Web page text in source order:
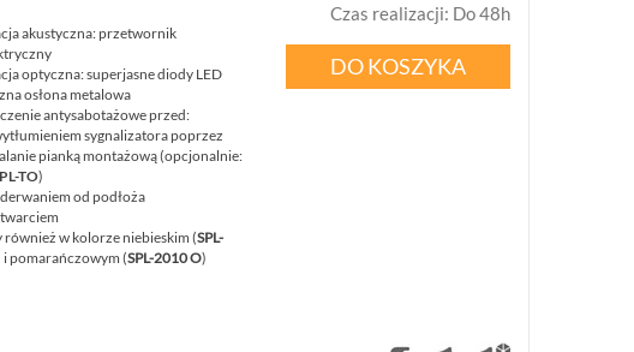
akustyczna: przetwornik
optyczna: superjasne diody LED
osłona metalowa
antysabotażowe przed:
sygnalizatora poprzez
pianką montażową (opcjonalnie:
TO)
od podłoża
również w kolorze niebieskim (SPL-
i pomarańczowym (SPL-2010 O)
Czas realizacji: Do 48h
DO KOSZYKA